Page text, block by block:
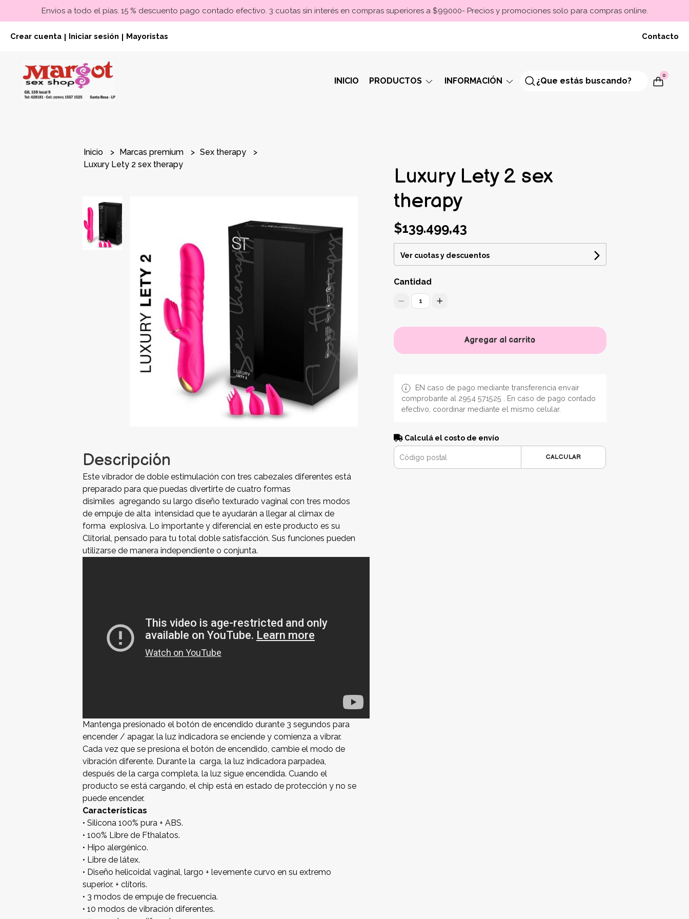
Envíos a todo el pías. 15 % descuento pago contado efectivo. 3 cuotas sin interés en compras superiores a $99000- Precios y promociones solo para compras online.
Crear cuenta Iniciar sesión Mayoristas Contacto
INICIO PRODUCTOS INFORMACIÓN
0
Inicio Marcas premium
Sex therapy
Luxury Lety 2 sex therapy
Descripción
Este vibrador de doble estimulación con tres cabezales diferentes está
preparado para que puedas divertirte de cuatro formas
disimiles agregando su largo diseño texturado vaginal con tres modos
de empuje de alta intensidad que te ayudarán a llegar al clímax de
forma explosiva. Lo importante y diferencial en este producto es su
Clitorial, pensado para tu total doble satisfacción. Sus funciones pueden
utilizarse de manera independiente o conjunta.
Mantenga presionado el botón de encendido durante 3 segundos para
encender / apagar, la luz indicadora se enciende y comienza a vibrar.
Cada vez que se presiona el botón de encendido, cambie el modo de
vibración diferente. Durante la carga, la luz indicadora parpadea,
después de la carga completa, la luz sigue encendida. Cuando el
producto se está cargando, el chip está en estado de protección y no se
puede encender.
Características
• Silicona 100% pura + ABS.
• 100% Libre de Fthalatos.
• Hipo alergénico.
• Libre de látex.
• Diseño helicoidal vaginal, largo + levemente curvo en su extremo
superior. + clítoris.
• 3 modos de empuje de frecuencia.
• 10 modos de vibración diferentes.
Luxury Lety 2 sex
therapy
$139.499,43
Ver cuotas y descuentos
Cantidad
1
Agregar al carrito
EN caso de pago mediante transferencia envair
comprobante al 2954 571525 . En caso de pago contado
efectivo, coordinar mediante el mismo celular.
Calculá el costo de envío
CALCULAR